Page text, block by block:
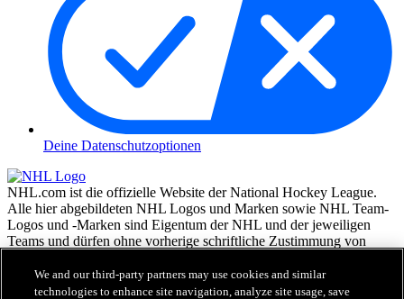
Deine Datenschutzoptionen
NHL.com ist die offizielle Website der National Hockey League.
Alle hier abgebildeten NHL Logos und Marken sowie NHL Team-
Logos und -Marken sind Eigentum der NHL und der jeweiligen
Teams und dürfen ohne vorherige schriftliche Zustimmung von
Alle Rechte vorbehalten. Alle NHL Team-Trikots, die mit den
Namen und Nummern der NHL Spieler versehen sind, sind offiziell
We and our third-party partners may use cookies and similar
technologies to enhance site navigation, analyze site usage, save